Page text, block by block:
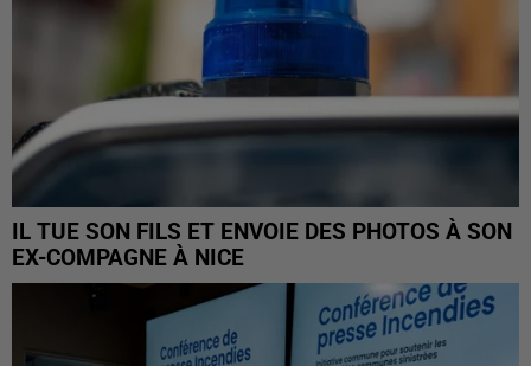
IL TUE SON FILS ET ENVOIE DES PHOTOS À SON
EX-COMPAGNE À NICE